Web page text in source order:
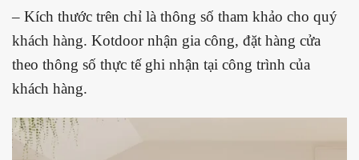
– Kích thước trên chỉ là thông số tham khảo cho quý
khách hàng. Kotdoor nhận gia công, đặt hàng cửa
theo thông số thực tế ghi nhận tại công trình của
khách hàng.